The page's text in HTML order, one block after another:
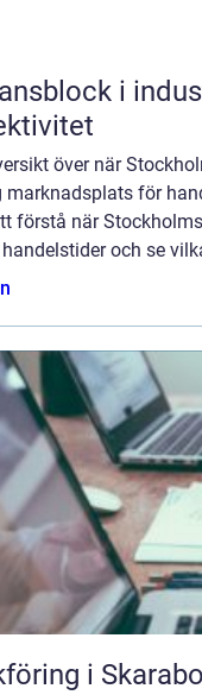
i
över när
marknadsplats för
förstå när
och se
i